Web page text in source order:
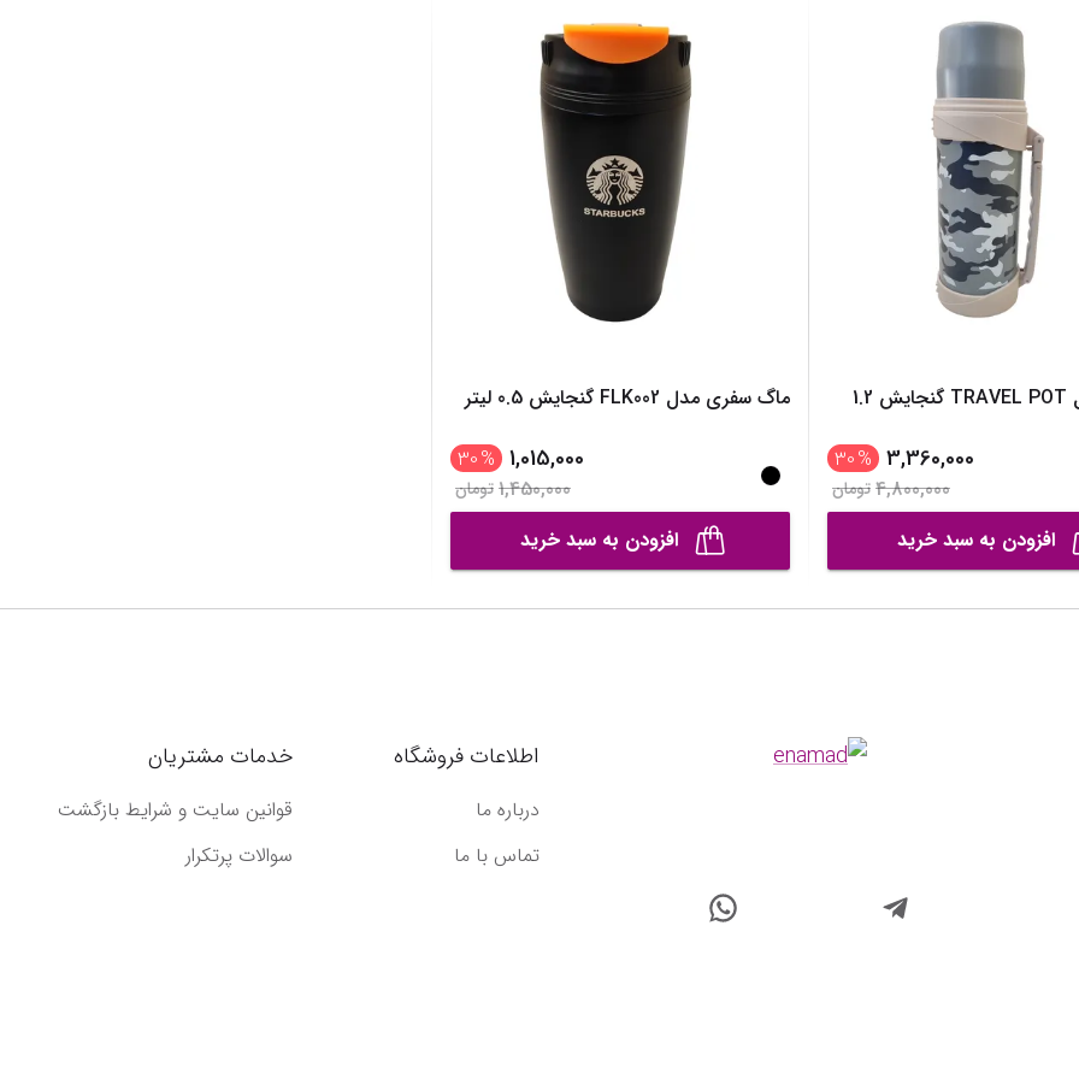
فلاسک مدل TRAVEL POT گنجایش 1.2
3,360,000
%
30
4,800,000تومان
افزودن به سبد خرید
ماگ سفری مدل FLK002 گنجایش 0.5 لیتر
1,015,000
%
30
1,450,000تومان
افزودن به سبد خرید
اطلاعات فروشگاه
درباره ما
تماس با ما
خدمات مشتریان
قوانین سایت و شرایط بازگشت
سوالات پرتکرار